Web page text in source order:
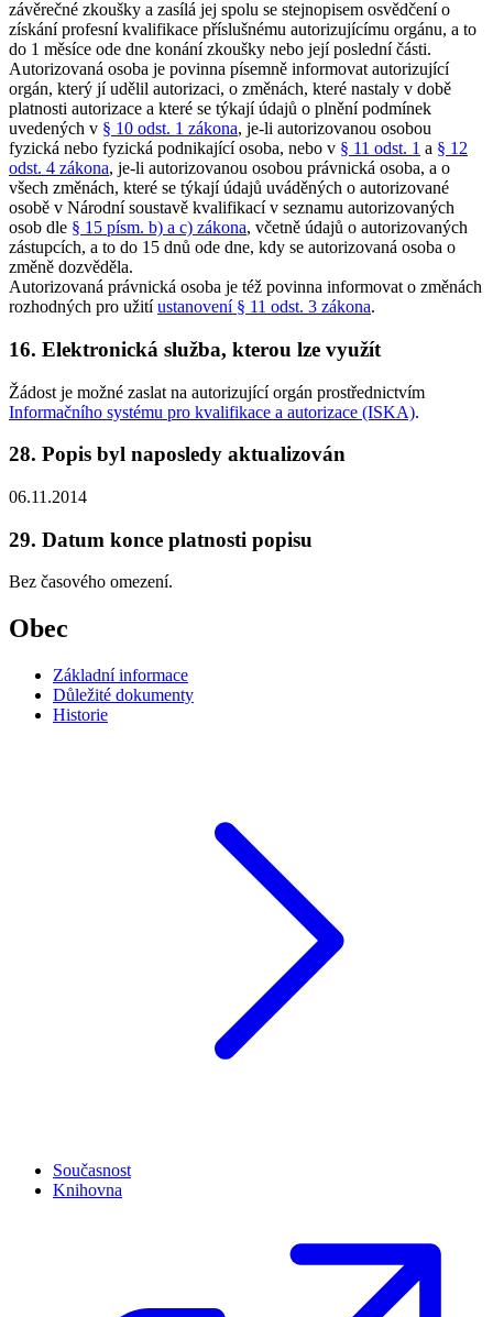
závěrečné zkoušky a zasílá jej spolu se stejnopisem osvědčení o
získání profesní kvalifikace příslušnému autorizujícímu orgánu, a to
do 1 měsíce ode dne konání zkoušky nebo její poslední části.
Autorizovaná osoba je povinna písemně informovat autorizující
orgán, který jí udělil autorizaci, o změnách, které nastaly v době
platnosti autorizace a které se týkají údajů o plnění podmínek
uvedených v § 10 odst. 1 zákona, je-li autorizovanou osobou
fyzická nebo fyzická podnikající osoba, nebo v § 11 odst. 1 a § 12
odst. 4 zákona, je-li autorizovanou osobou právnická osoba, a o
všech změnách, které se týkají údajů uváděných o autorizované
osobě v Národní soustavě kvalifikací v seznamu autorizovaných
osob dle § 15 písm. b) a c) zákona, včetně údajů o autorizovaných
zástupcích, a to do 15 dnů ode dne, kdy se autorizovaná osoba o
změně dozvěděla.
Autorizovaná právnická osoba je též povinna informovat o změnách
rozhodných pro užitíustanovení § 11 odst. 3 zákona.
16. Elektronická služba, kterou lze využít
Žádost je možné zaslat na autorizující orgán prostřednictvím
Informačního systému pro kvalifikace a autorizace (ISKA).
28. Popis byl naposledy aktualizován
06.11.2014
29. Datum konce platnosti popisu
Bez časového omezení.
Obec
Základní informace
Důležité dokumenty
Historie
Současnost
Knihovna